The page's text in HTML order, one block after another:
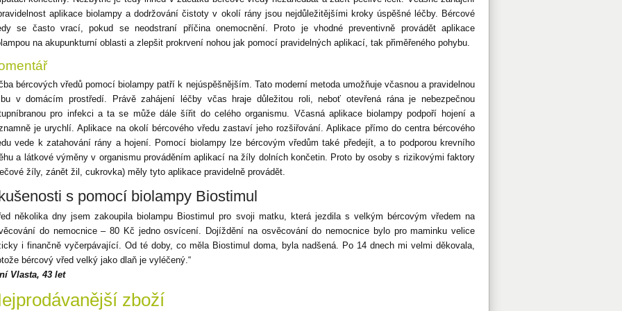
aplikace biolampy a dodržování čistoty v okolí rány jsou nejdůležitějšími kroky úspěšné léčby. Bércové
se často vrací, pokud se neodstraní příčina onemocnění. Proto je vhodné preventivně provádět aplikace
na akupunkturní oblasti a zlepšit prokrvení nohou jak pomocí pravidelných aplikací, tak přiměřeného pohybu.
bércových vředů pomocí biolampy patří k nejúspěšnějším. Tato moderní metoda umožňuje včasnou a pravidelnou
v domácím prostředí. Právě zahájení léčby včas hraje důležitou roli, neboť otevřená rána je nebezpečnou
pro infekci a ta se může dále šířit do celého organismu. Včasná aplikace biolampy podpoří hojení a
je urychlí. Aplikace na okolí bércového vředu zastaví jeho rozšiřování. Aplikace přímo do centra bércového
vede k zatahování rány a hojení. Pomocí biolampy lze bércovým vředům také předejít, a to podporou krevního
a látkové výměny v organismu prováděním aplikací na žíly dolních končetin. Proto by osoby s rizikovými faktory
žíly, zánět žil, cukrovka) měly tyto aplikace pravidelně provádět.
s pomocí biolampy Biostimul
několika dny jsem zakoupila biolampu Biostimul pro svoji matku, která jezdila s velkým bércovým vředem na
do nemocnice – 80 Kč jedno osvícení. Dojíždění na osvěcování do nemocnice bylo pro maminku velice
i finančně vyčerpávající. Od té doby, co měla Biostimul doma, byla nadšená. Po 14 dnech mi velmi děkovala,
bércový vřed velký jako dlaň je vyléčený.“
Vlasta, 43 let
zboží